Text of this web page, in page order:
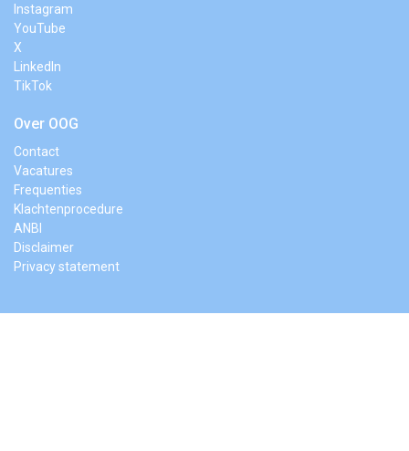
Instagram
YouTube
X
LinkedIn
TikTok
Over OOG
Contact
Vacatures
Frequenties
Klachtenprocedure
ANBI
Disclaimer
Privacy statement